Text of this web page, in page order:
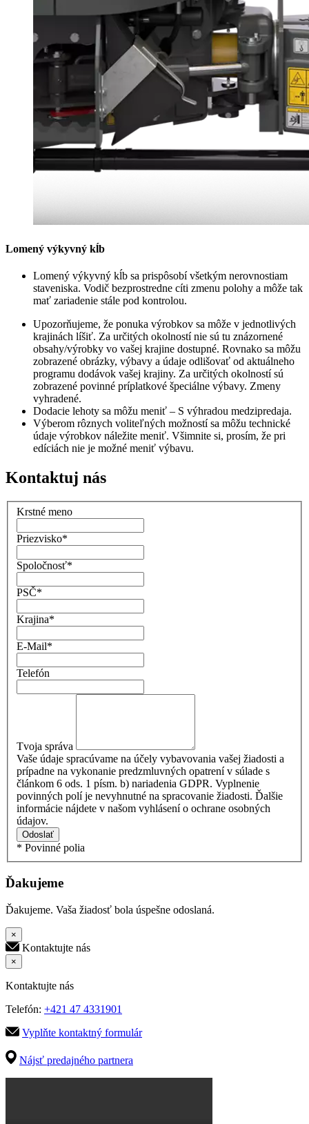
Lomený výkyvný kĺb
Lomený výkyvný kĺb sa prispôsobí všetkým nerovnostiam
staveniska. Vodič bezprostredne cíti zmenu polohy a môže tak
mať zariadenie stále pod kontrolou.
Upozorňujeme, že ponuka výrobkov sa môže v jednotlivých
krajinách líšiť. Za určitých okolností nie sú tu znázornené
obsahy/výrobky vo vašej krajine dostupné. Rovnako sa môžu
zobrazené obrázky, výbavy a údaje odlišovať od aktuálneho
programu dodávok vašej krajiny. Za určitých okolností sú
zobrazené povinné príplatkové špeciálne výbavy. Zmeny
vyhradené.
Dodacie lehoty sa môžu meniť – S výhradou medzipredaja.
Výberom rôznych voliteľných možností sa môžu technické
údaje výrobkov náležite meniť. Všimnite si, prosím, že pri
edíciách nie je možné meniť výbavu.
Kontaktuj nás
Krstné meno
Priezvisko*
Spoločnosť*
PSČ*
Krajina*
E-Mail*
Telefón
Tvoja správa
Vaše údaje spracúvame na účely vybavovania vašej žiadosti a
prípadne na vykonanie predzmluvných opatrení v súlade s
článkom 6 ods. 1 písm. b) nariadenia GDPR. Vyplnenie
povinných polí je nevyhnutné na spracovanie žiadosti. Ďalšie
informácie nájdete v našom vyhlásení o ochrane osobných
údajov.
Odoslať
* Povinné polia
Ďakujeme
Ďakujeme. Vaša žiadosť bola úspešne odoslaná.
×
Kontaktujte nás
×
Kontaktujte nás
Telefón: +421 47 4331901
Vyplňte kontaktný formulár
Nájsť predajného partnera